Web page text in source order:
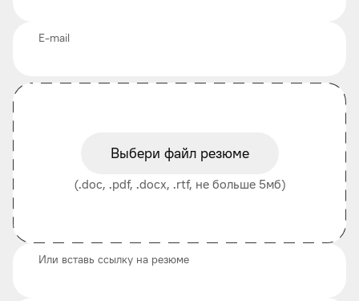
E-mail
Выбери файл резюме
(.doc, .pdf, .docx, .rtf, не больше 5мб)
Или вставь ссылку на резюме